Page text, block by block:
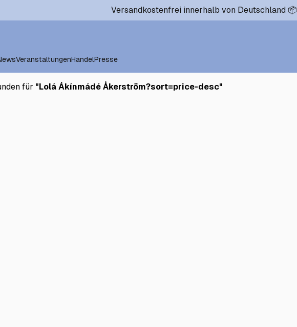
Versandkostenfrei innerhalb von Deutschland 📦
VeranstaltungenHandelPresse
für "Lolá Ákínmádé Åkerström?sort=price-desc"